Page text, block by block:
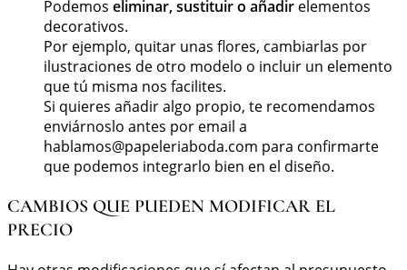
Podemos eliminar, sustituir o añadir elementos
decorativos.
Por ejemplo, quitar unas flores, cambiarlas por
ilustraciones de otro modelo o incluir un elemento
que tú misma nos facilites.
Si quieres añadir algo propio, te recomendamos
enviárnoslo antes por email a
hablamos@papeleriaboda.com para confirmarte
que podemos integrarlo bien en el diseño.
CAMBIOS QUE PUEDEN MODIFICAR EL
PRECIO